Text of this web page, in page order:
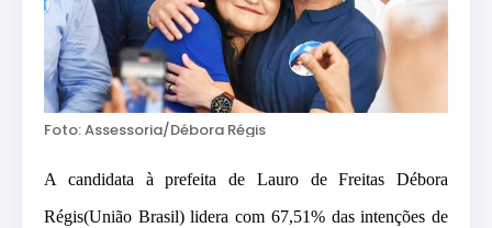
Foto: Assessoria/Débora Régis
A candidata à prefeita de Lauro de Freitas Débora
Régis(União Brasil) lidera com 67,51% das intenções de